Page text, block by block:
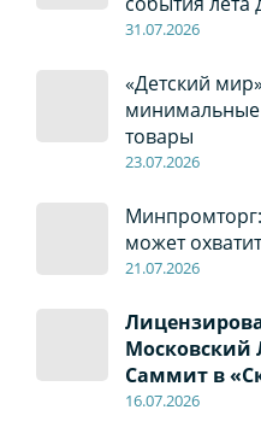
31.07.2026
«Детский
товары
23.07.2026
может
21.07.2026
Саммит в
16.07.2026